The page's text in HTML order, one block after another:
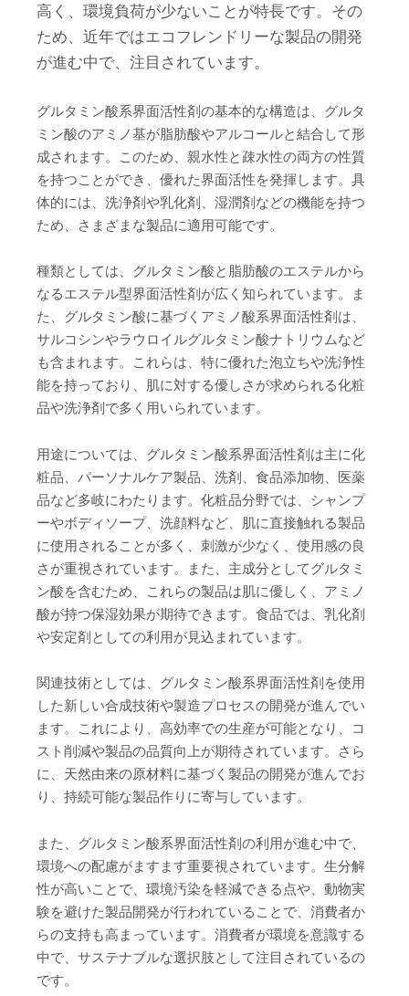
高く、環境負荷が少ないことが特長です。その
ため、近年ではエコフレンドリーな製品の開発
が進む中で、注目されています。
グルタミン酸系界面活性剤の基本的な構造は、グルタ
ミン酸のアミノ基が脂肪酸やアルコールと結合して形
成されます。このため、親水性と疎水性の両方の性質
を持つことができ、優れた界面活性を発揮します。具
体的には、洗浄剤や乳化剤、湿潤剤などの機能を持つ
ため、さまざまな製品に適用可能です。
種類としては、グルタミン酸と脂肪酸のエステルから
なるエステル型界面活性剤が広く知られています。ま
た、グルタミン酸に基づくアミノ酸系界面活性剤は、
サルコシンやラウロイルグルタミン酸ナトリウムなど
も含まれます。これらは、特に優れた泡立ちや洗浄性
能を持っており、肌に対する優しさが求められる化粧
品や洗浄剤で多く用いられています。
用途については、グルタミン酸系界面活性剤は主に化
粧品、パーソナルケア製品、洗剤、食品添加物、医薬
品など多岐にわたります。化粧品分野では、シャンプ
ーやボディソープ、洗顔料など、肌に直接触れる製品
に使用されることが多く、刺激が少なく、使用感の良
さが重視されています。また、主成分としてグルタミ
ン酸を含むため、これらの製品は肌に優しく、アミノ
酸が持つ保湿効果が期待できます。食品では、乳化剤
や安定剤としての利用が見込まれています。
関連技術としては、グルタミン酸系界面活性剤を使用
した新しい合成技術や製造プロセスの開発が進んでい
ます。これにより、高効率での生産が可能となり、コ
スト削減や製品の品質向上が期待されています。さら
に、天然由来の原材料に基づく製品の開発が進んでお
り、持続可能な製品作りに寄与しています。
また、グルタミン酸系界面活性剤の利用が進む中で、
環境への配慮がますます重要視されています。生分解
性が高いことで、環境汚染を軽減できる点や、動物実
験を避けた製品開発が行われていることで、消費者か
らの支持も高まっています。消費者が環境を意識する
中で、サステナブルな選択肢として注目されているの
です。